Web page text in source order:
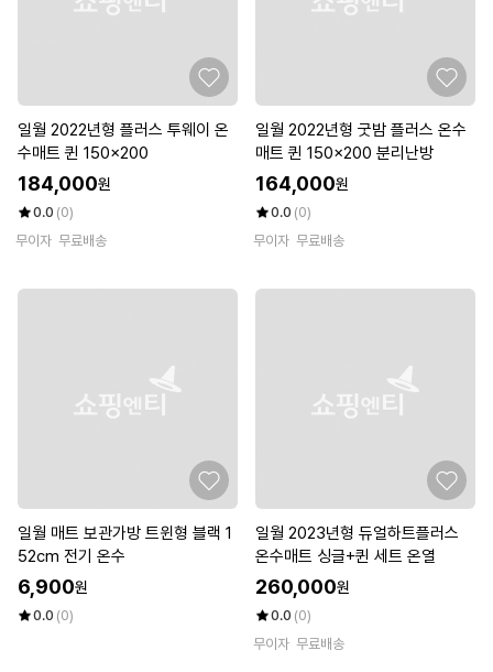
일월 2022년형 플러스 투웨이 온
수매트 퀸 150x200
184,000원
0.0 (0)
무이자 무료배송
일월 2022년형 굿밤 플러스 온수
매트 퀸 150x200 분리난방
164,000원
0.0 (0)
무이자 무료배송
일월 매트 보관가방 트윈형 블랙 1
52cm 전기 온수
6,900원
0.0 (0)
일월 2023년형 듀얼하트플러스
온수매트 싱글+퀸 세트 온열
260,000원
0.0 (0)
무이자 무료배송